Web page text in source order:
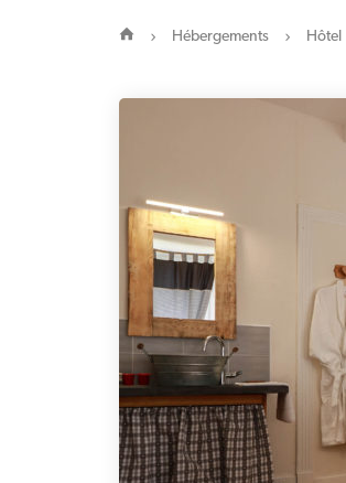
Hébergements Hôtel